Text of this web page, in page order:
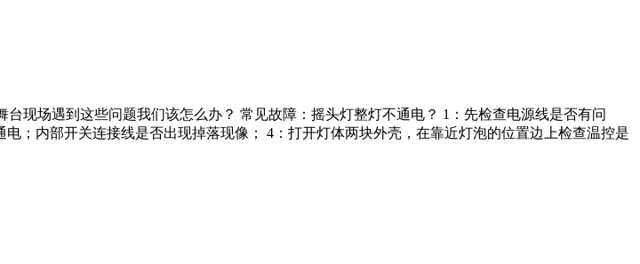
现场遇到这些问题我们该怎么办？ 常见故障：摇头灯整灯不通电？ 1：先检查电源线是否有问
；内部开关连接线是否出现掉落现像； 4：打开灯体两块外壳，在靠近灯泡的位置边上检查温控是